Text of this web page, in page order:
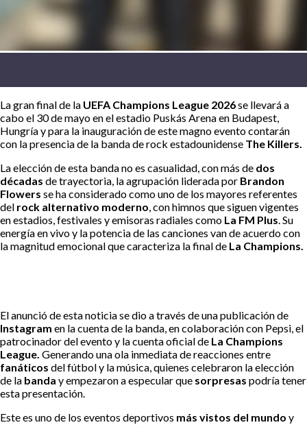
La gran final de la UEFA Champions League 2026se llevará a
cabo el 30 de mayo en el estadio Puskás Arena en Budapest,
Hungría y para la inauguración de este magno evento contarán
con la presencia de la banda de rock estadounidense The Killers.
La elección de esta banda no es casualidad, con más de dos
décadas de trayectoria, la agrupación liderada por Brandon
Flowers se ha considerado como uno de los mayores referentes
del rock alternativo moderno, con himnos que siguen vigentes
en estadios, festivales y emisoras radiales como La FM Plus. Su
energía en vivo y la potencia de las canciones van de acuerdo con
la magnitud emocional que caracteriza la final de La Champions.
El anunció de esta noticia se dio a través de una publicación de
Instagram en la cuenta de la banda, en colaboración con Pepsi, el
patrocinador del evento y la cuenta oficial de La Champions
League. Generando una ola inmediata de reacciones entre
fanáticos del fútbol y la música, quienes celebraron la elección
de la banda y empezaron a especular que sorpresas podría tener
esta presentación.
Este es uno de los eventos deportivos más vistos del mundo y